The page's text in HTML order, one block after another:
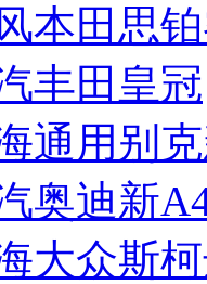
本田思
丰田皇冠
海通用别
奥迪新
海大众斯